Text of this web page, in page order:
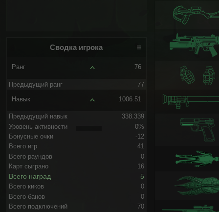
Сводка игрока
Ранг 76
Предыдущий ранг 77
Навык 1006.51
Предыдущий навык
338.339
Уровень активности
0%
Бонусные очки
-12
Всего игр
41
Всего раундов
0
Карт сыграно
16
Всего наград 5
Всего киков
0
Всего банов
0
Всего подключений
70